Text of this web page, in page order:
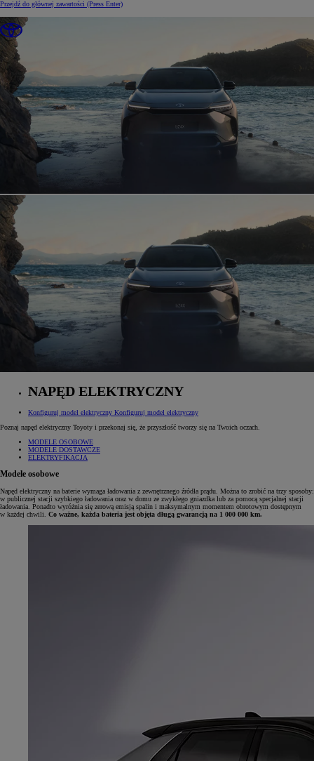
Przejdź do głównej zawartości (Press Enter)
NAPĘD ELEKTRYCZNY
Konfiguruj model elektryczny Konfiguruj model elektryczny
Poznaj napęd elektryczny Toyoty i przekonaj się, że przyszłość tworzy się na Twoich oczach.
MODELE OSOBOWE
MODELE DOSTAWCZE
ELEKTRYFIKACJA
Modele osobowe
Napęd elektryczny na baterie wymaga ładowania z zewnętrznego źródła prądu. Można to zrobić na trzy sposoby:
w publicznej stacji szybkiego ładowania oraz w domu ze zwykłego gniazdka lub za pomocą specjalnej stacji
ładowania. Ponadto wyróżnia się zerową emisją spalin i maksymalnym momentem obrotowym dostępnym
w każdej chwili. Co ważne, każda bateria jest objęta długą gwarancją na 1 000 000 km.